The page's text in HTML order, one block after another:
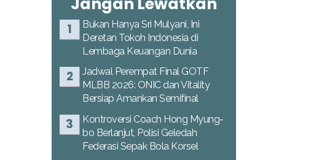
Bukan Hanya Sri Mulyani, Ini
Deretan Tokoh Indonesia di
Lembaga Keuangan Dunia
Jadwal Perempat Final GOTF
MLBB 2026: ONIC dan Vitality
Bersiap Amankan Semifinal
Kontroversi Coach Hong Myung-
bo Berlanjut, Polisi Geledah
Federasi Sepak Bola Korsel